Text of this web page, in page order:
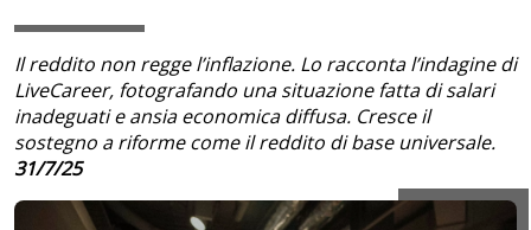
Il reddito non regge l’inflazione. Lo racconta l’indagine di
LiveCareer, fotografando una situazione fatta di salari
inadeguati e ansia economica diffusa. Cresce il
sostegno a riforme come il reddito di base universale.
31/7/25